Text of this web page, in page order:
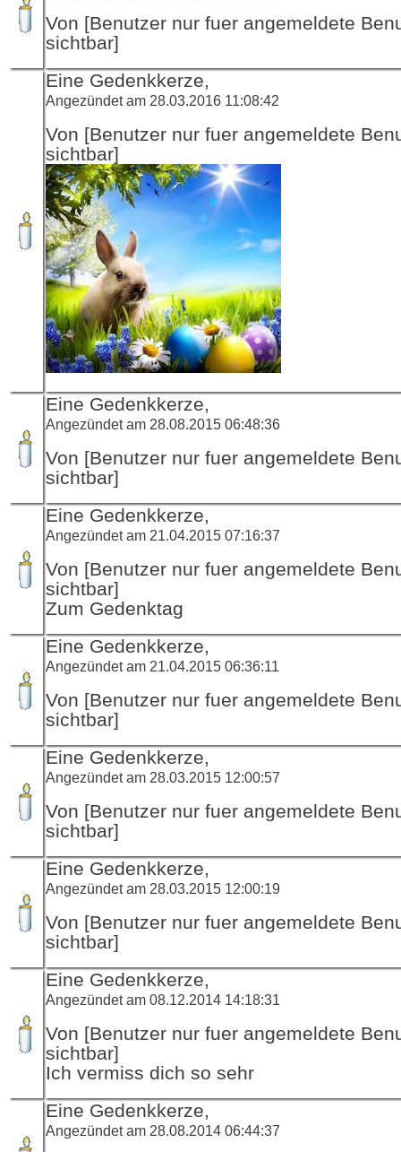
Von [Benutzer nur fuer angemeldete
sichtbar]
Eine Gedenkkerze,
Angezündet am 28.03.2016 11:08:42
Von [Benutzer nur fuer angemeldete
sichtbar]
Eine Gedenkkerze,
Angezündet am 28.08.2015 06:48:36
Von [Benutzer nur fuer angemeldete
sichtbar]
Eine Gedenkkerze,
Angezündet am 21.04.2015 07:16:37
Von [Benutzer nur fuer angemeldete
sichtbar]
Zum Gedenktag
Eine Gedenkkerze,
Angezündet am 21.04.2015 06:36:11
Von [Benutzer nur fuer angemeldete
sichtbar]
Eine Gedenkkerze,
Angezündet am 28.03.2015 12:00:57
Von [Benutzer nur fuer angemeldete
sichtbar]
Eine Gedenkkerze,
Angezündet am 28.03.2015 12:00:19
Von [Benutzer nur fuer angemeldete
sichtbar]
Eine Gedenkkerze,
Angezündet am 08.12.2014 14:18:31
Von [Benutzer nur fuer angemeldete
sichtbar]
Ich vermiss dich so sehr
Eine Gedenkkerze,
Angezündet am 28.08.2014 06:44:37